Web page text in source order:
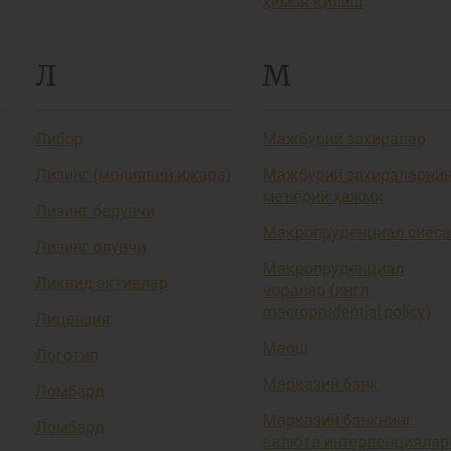
Л
Либор
Лизинг (молиявий ижара)
Лизинг берувчи
Лизинг олувчи
Ликвид активлар
Лицензия
Логотип
Ломбард
Ломбард
М
Мажбурий захиралар
Мажбурий
меъёрий ҳажми
Макропруденциал
Макропруденциал
чоралар (ингл.
macroprudential policy)
Маош
Марказий банк
Марказий банкнинг
валюта